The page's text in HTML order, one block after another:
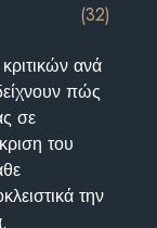
(32)
ανά
πώς
σε
του
την